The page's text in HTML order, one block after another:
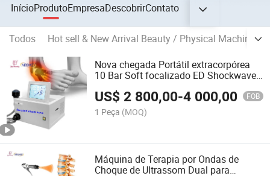
InícioProdutoEmpresaDescobrirContato
Todos Hot sell & New Arrival Beauty / Physical Machine
Nova chegada Portátil extracorpórea
10 Bar Soft focalizado ED Shockwave
US$2 800,00-4 000,00 FOB
1 Peça (MOQ)
Máquina de Terapia por Ondas de
Choque de Ultrassom Dual para